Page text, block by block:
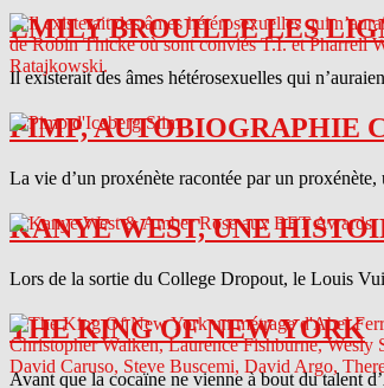
EMILY BROUILLE LES
Il existerait des âmes hétérosexuelles qui
PIMP, AUTOBIOGRAPHIE
La vie d’un proxénète racontée par un
KANYE WEST, UNE
Lors de la sortie du College Dropout, le Louis
THE KING OF NEW YORK
Avant que la cocaïne ne vienne à bout du talent